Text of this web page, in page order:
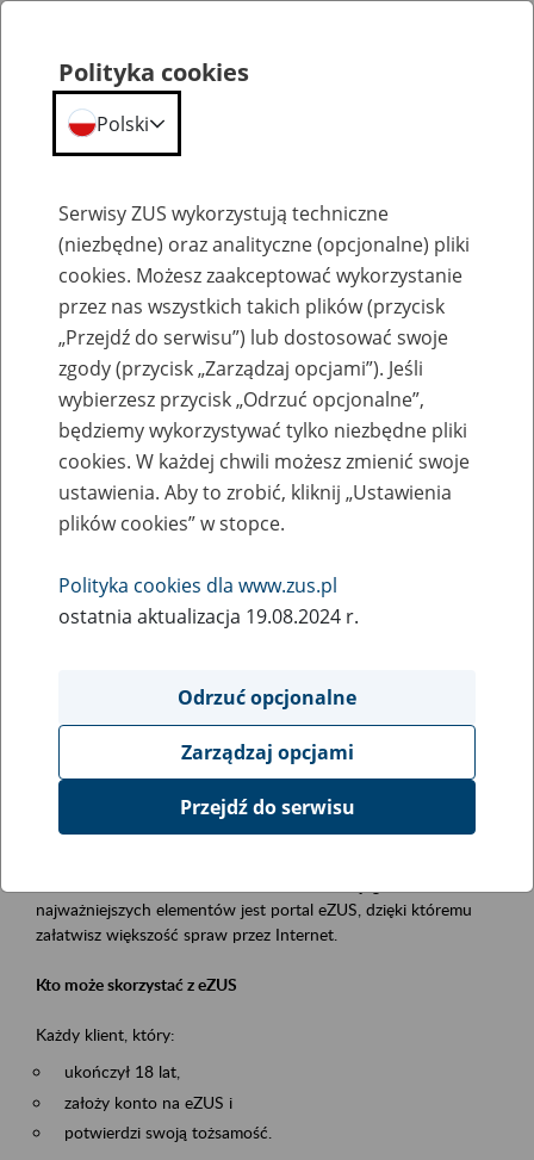
Szkolenia
Zaproś ZUS do siebie - zakładanie profili
eZUS w siedzibie Twojej firmy
Rodzaj wydarzenia
Szkolenia
Obszar merytoryczny
obsługa klientów
Opis wydarzenia
Platforma Usług Elektronicznych ZUS eZUS
najważniejszych elementów jest portal eZUS, dzięki któremu
załatwisz większość spraw przez Internet.
Kto może skorzystać z eZUS
Każdy klient, który:
ukończył 18 lat,
założy konto na eZUS i
potwierdzi swoją tożsamość.
Polityka cookies
Polski
Serwisy ZUS wykorzystują techniczne
(niezbędne) oraz analityczne (opcjonalne) pliki
cookies. Możesz zaakceptować wykorzystanie
przez nas wszystkich takich plików (przycisk
„Przejdź do serwisu”) lub dostosować swoje
zgody (przycisk „Zarządzaj opcjami”). Jeśli
wybierzesz przycisk „Odrzuć opcjonalne”,
będziemy wykorzystywać tylko niezbędne pliki
cookies. W każdej chwili możesz zmienić swoje
ustawienia. Aby to zrobić, kliknij „Ustawienia
plików cookies” w stopce.
Polityka cookies dla www.zus.pl
ostatnia aktualizacja 19.08.2024 r.
Odrzuć opcjonalne
Zarządzaj opcjami
Przejdź do serwisu